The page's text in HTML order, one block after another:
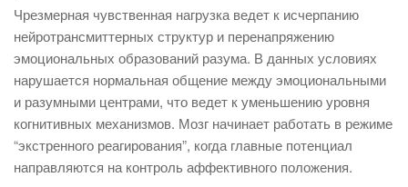
Чрезмерная чувственная нагрузка ведет к исчерпанию
нейротрансмиттерных структур и перенапряжению
эмоциональных образований разума. В данных условиях
нарушается нормальная общение между эмоциональными
и разумными центрами, что ведет к уменьшению уровня
когнитивных механизмов. Мозг начинает работать в режиме
“экстренного реагирования”, когда главные потенциал
направляются на контроль аффективного положения.